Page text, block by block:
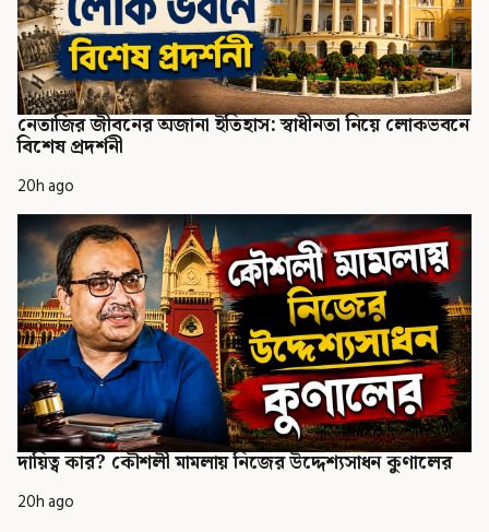
নেতাজির জীবনের অজানা ইতিহাস: স্বাধীনতা নিয়ে লোকভবনে
বিশেষ প্রদর্শনী
20h ago
দায়িত্ব কার? কৌশলী মামলায় নিজের উদ্দেশ্যসাধন কুণালের
20h ago